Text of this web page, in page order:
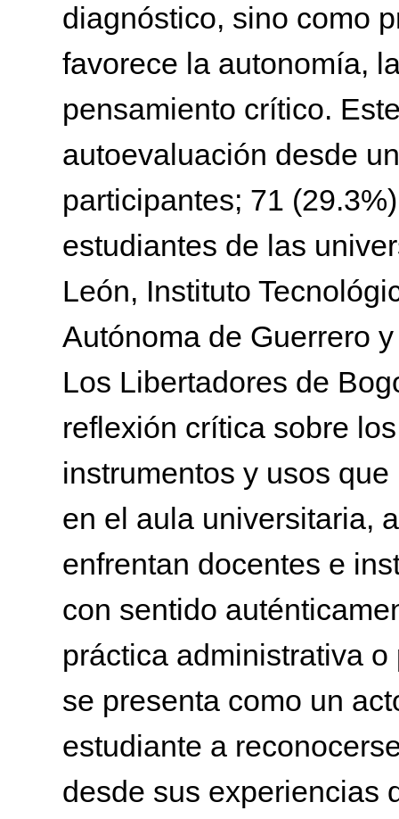
diagnóstico, sino como
favorece la autonomía,
pensamiento crítico.
autoevaluación desde
participantes; 71
estudiantes de las
León, Instituto
Autónoma de Guerrero
Los Libertadores de
reflexión crítica sobre
instrumentos y usos
en el aula universitaria,
enfrentan docentes e
con sentido
práctica administrativa
se presenta como un
estudiante a
desde sus experiencias